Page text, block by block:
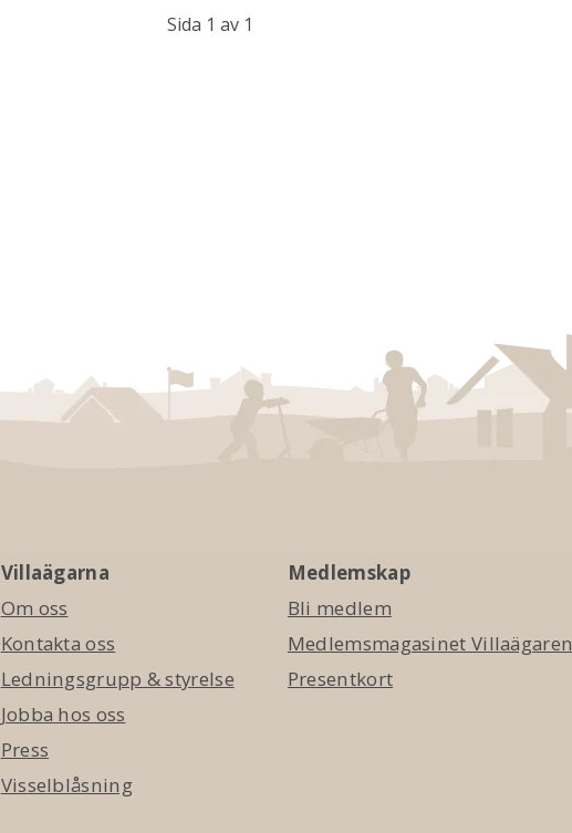
Sida 1 av 1
Villaägarna
Om oss
Kontakta oss
Ledningsgrupp & styrelse
Jobba hos oss
Press
Visselblåsning
Medlemskap
Bli medlem
Medlemsmagasinet Villaägaren
Presentkort